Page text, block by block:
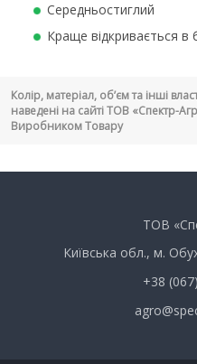
Середньостиглий
Краще відкривається в
Колір, матеріал, об’єм та інші
наведені на сайті ТОВ «Спектр-
Виробником Товару
ТОВ
Київська обл., м.
+38